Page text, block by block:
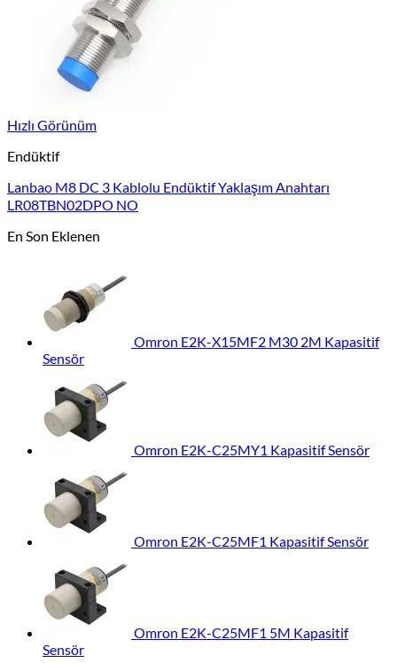
Hızlı Görünüm
Endüktif
Lanbao M8 DC 3 Kablolu Endüktif Yaklaşım Anahtarı
LR08TBN02DPO NO
En Son Eklenen
Omron E2K-X15MF2 M30 2M Kapasitif
Sensör
Omron E2K-C25MY1 Kapasitif Sensör
Omron E2K-C25MF1 Kapasitif Sensör
Omron E2K-C25MF1 5M Kapasitif
Sensör